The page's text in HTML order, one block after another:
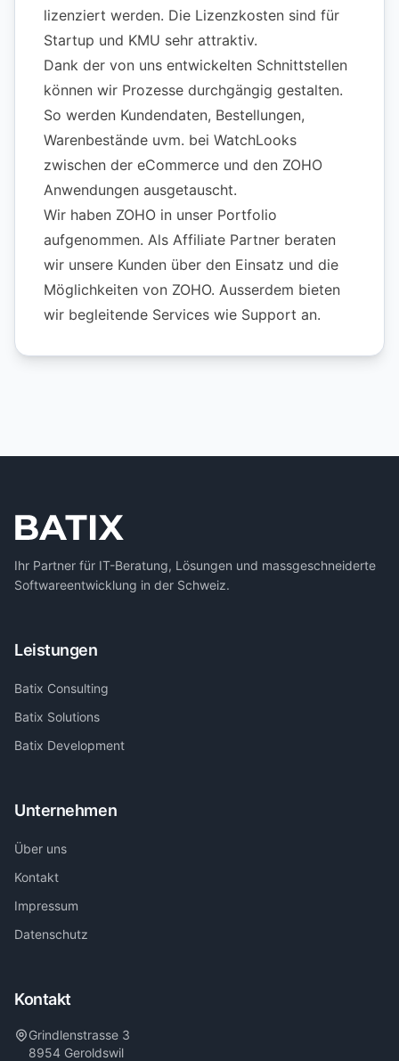
lizenziert werden. Die Lizenzkosten sind für
Startup und KMU sehr attraktiv.
Dank der von uns entwickelten Schnittstellen
können wir Prozesse durchgängig gestalten.
So werden Kundendaten, Bestellungen,
Warenbestände uvm. bei WatchLooks
zwischen der eCommerce und den ZOHO
Anwendungen ausgetauscht.
Wir haben ZOHO in unser Portfolio
aufgenommen. Als Affiliate Partner beraten
wir unsere Kunden über den Einsatz und die
Möglichkeiten von ZOHO. Ausserdem bieten
wir begleitende Services wie Support an.
Ihr Partner für IT-Beratung, Lösungen und massgeschneiderte
Softwareentwicklung in der Schweiz.
Leistungen
Batix Consulting
Batix Solutions
Batix Development
Unternehmen
Über uns
Kontakt
Impressum
Datenschutz
Kontakt
Grindlenstrasse 3
8954 Geroldswil